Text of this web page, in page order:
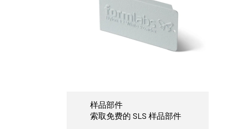
样品部件
索取免费的 SLS 样品部件